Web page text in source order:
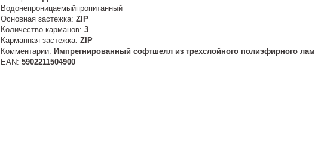
Водонепроницаемыйпропитанный
Основная застежка: ZIP
Количество карманов: 3
Карманная застежка: ZIP
Комментарии: Импрегнированный софтшелл из трехслойного полиэфирного
EAN: 5902211504900